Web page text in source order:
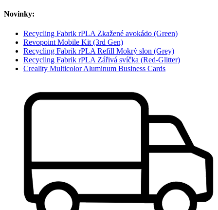
Novinky:
Recycling Fabrik rPLA Zkažené avokádo (Green)
Revopoint Mobile Kit (3rd Gen)
Recycling Fabrik rPLA Refill Mokrý slon (Grey)
Recycling Fabrik rPLA Zářivá svíčka (Red-Glitter)
Creality Multicolor Aluminum Business Cards